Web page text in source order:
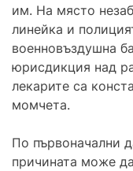
им. На място
линейка и
военновъздушна
юрисдикция над
лекарите са
момчета.
По първоначални
причината може